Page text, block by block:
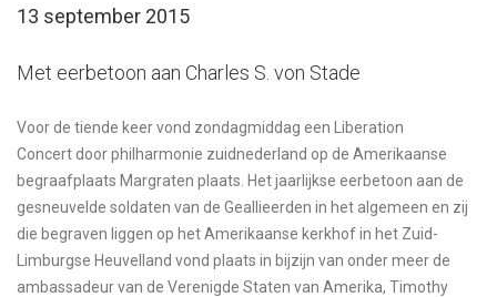
13 september 2015
Met eerbetoon aan Charles S. von Stade
Voor de tiende keer vond zondagmiddag een Liberation
Concert door philharmonie zuidnederland op de Amerikaanse
begraafplaats Margraten plaats. Het jaarlijkse eerbetoon aan de
gesneuvelde soldaten van de Geallieerden in het algemeen en zij
die begraven liggen op het Amerikaanse kerkhof in het Zuid-
Limburgse Heuvelland vond plaats in bijzijn van onder meer de
ambassadeur van de Verenigde Staten van Amerika, Timothy